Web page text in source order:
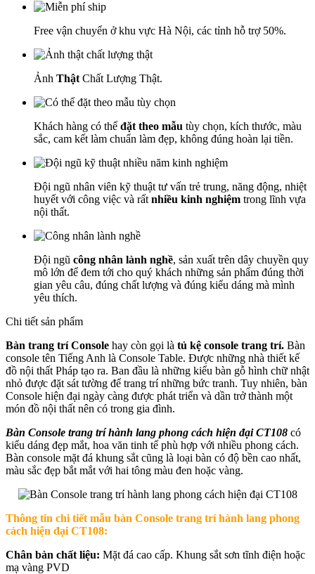
Free vận chuyển ở khu vực Hà Nội, các tỉnh hỗ trợ 50%.
Ảnh Thật Chất Lượng Thật.
Khách hàng có thể đặt theo mẫu tùy chọn, kích thước, màu
sắc, cam kết làm chuẩn làm đẹp, không đúng hoàn lại tiền.
Đội ngũ nhân viên kỹ thuật tư vấn trẻ trung, năng động, nhiệt
huyết với công việc và rất nhiều kinh nghiệm trong lĩnh vựa
nội thất.
Đội ngũ công nhân lành nghề, sản xuất trên dây chuyền quy
mô lớn để đem tới cho quý khách những sản phẩm đúng thời
gian yêu câu, đúng chất lượng và đúng kiểu dáng mà mình
yêu thích.
Chi tiết sản phẩm
Bàn trang trí Console hay còn gọi là tủ kệ console trang trí. Bàn
console tên Tiếng Anh là Console Table. Được những nhà thiết kế
đồ nội thất Pháp tạo ra. Ban đầu là những kiểu bàn gỗ hình chữ nhật
nhỏ được đặt sát tường để trang trí những bức tranh. Tuy nhiên, bàn
Console hiện đại ngày càng được phát triển và dần trở thành một
món đồ nội thất nên có trong gia đình.
Bàn Console trang trí hành lang phong cách hiện đại CT108 có
kiểu dáng đẹp mắt, hoa văn tinh tế phù hợp với nhiều phong cách.
Bàn console mặt đá khung sắt cũng là loại bàn có độ bền cao nhất,
màu sắc đẹp bắt mắt với hai tông màu đen hoặc vàng.
Thông tin chi tiết mẫu bàn Console trang trí hành lang phong
cách hiện đại CT108:
Chân bàn chất liệu: Mặt đá cao cấp. Khung sắt sơn tĩnh điện hoặc
mạ vàng PVD